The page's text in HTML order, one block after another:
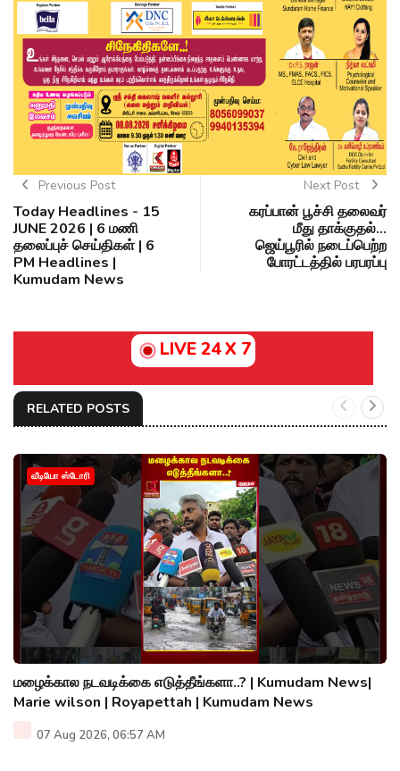
Previous Post
Today Headlines - 15
JUNE 2026 | 6 மணி
தலைப்புச் செய்திகள் | 6
PM Headlines |
Kumudam News
Next Post
கரப்பான் பூச்சி தலைவர்
மீது தாக்குதல்...
ஜெய்பூரில் நடைப்பெற்ற
போரட்டத்தில் பரபரப்பு
LIVE 24 X 7
RELATED POSTS
வீடியோ ஸ்டோரி
மழைக்கால நடவடிக்கை எடுத்தீங்களா..? | Kumudam News|
Marie wilson | Royapettah | Kumudam News
07 Aug 2026, 06:57 AM